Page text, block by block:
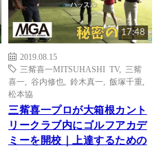
17:48
2019.08.15
三觜喜一MITSUHASHI TV, 三觜
喜一
谷内修也 鈴木真一 飯塚千重
松本協
三觜喜一プロが大箱根カント
リークラブ内にゴルフアカデ
ミーを開校｜上達するための